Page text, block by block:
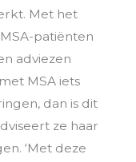
Met het
patiënten
adviezen
MSA iets
dan is dit
ze haar
‘Met deze